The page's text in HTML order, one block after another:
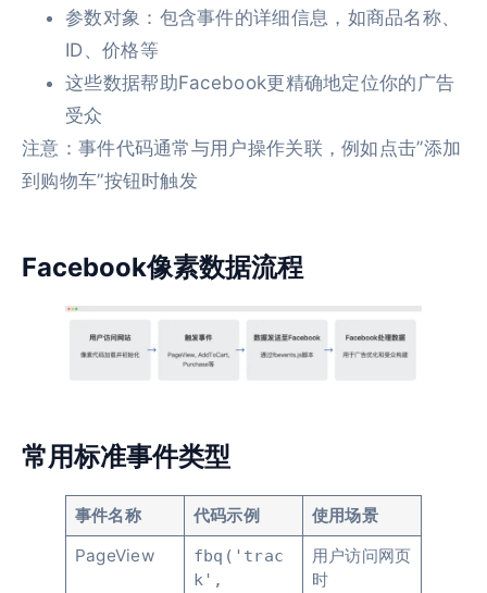
参数对象：包含事件的详细信息，如商品名称、
ID、价格等
这些数据帮助Facebook更精确地定位你的广告
受众
注意：事件代码通常与用户操作关联，例如点击”添加
到购物车”按钮时触发
Facebook像素数据流程
常用标准事件类型
事件名称 代码示例
使用场景
PageView
fbq('trac
k',
用户访问网页
时